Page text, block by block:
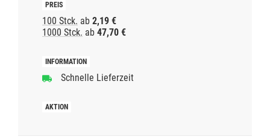
100 Stck. ab 2,19 €
1000 Stck. ab 47,70 €
Schnelle Lieferzeit